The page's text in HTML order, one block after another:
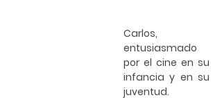
Carlos,
entusiasmado
por el cine en su
infancia y en su
juventud.